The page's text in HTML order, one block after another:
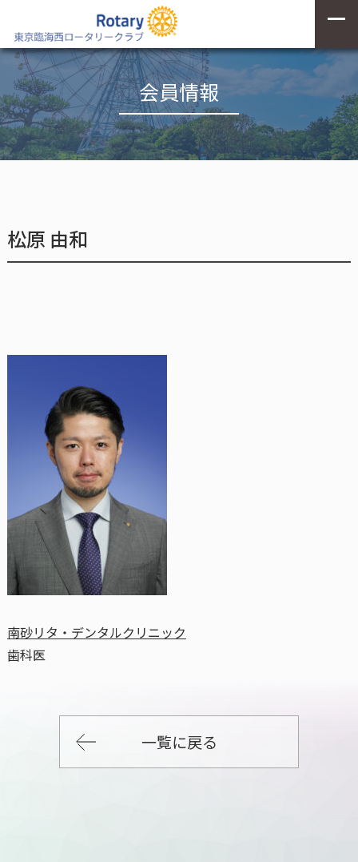
会員情報
松原 由和
南砂リタ・デンタルクリニック
歯科医
一覧に戻る